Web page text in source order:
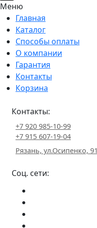
Меню
Главная
Каталог
Способы оплаты
О компании
Гарантия
Контакты
Корзина
Контакты:
+7 920 985-10-99
+7 915 607-19-04
Рязань, ул.Осипенко, 91
Соц. сети: